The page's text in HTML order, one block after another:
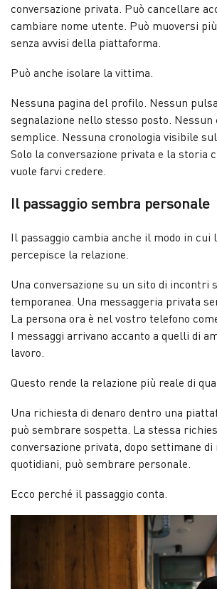
conversazione privata. Può cancellare
cambiare nome utente. Può muoversi
senza avvisi della piattaforma.
Può anche isolare la vittima.
Nessuna pagina del profilo. Nessun
segnalazione nello stesso posto. Nessun
semplice. Nessuna cronologia visibile
Solo la conversazione privata e la storia
vuole farvi credere.
Il passaggio sembra personale
Il passaggio cambia anche il modo in cui
percepisce la relazione.
Una conversazione su un sito di incontri
temporanea. Una messaggeria privata
La persona ora è nel vostro telefono
I messaggi arrivano accanto a quelli di
lavoro.
Questo rende la relazione più reale di
Una richiesta di denaro dentro una
può sembrare sospetta. La stessa
conversazione privata, dopo settimane di
quotidiani, può sembrare personale.
Ecco perché il passaggio conta.